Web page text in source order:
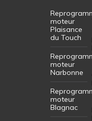
moteur
Plaisance
du Touch
moteur
Narbonne
moteur
Blagnac